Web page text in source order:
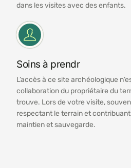
dans les visites avec des enfants.
Soins à prendr
L’accès à ce site archéologique
collaboration du propriétaire du
trouve. Lors de votre visite,
respectant le terrain et
maintien et sauvegarde.